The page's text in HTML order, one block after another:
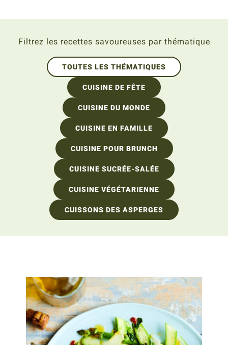
Filtrez les recettes savoureuses par thématique
TOUTES LES THÉMATIQUES
CUISINE DE FÊTE
CUISINE DU MONDE
CUISINE EN FAMILLE
CUISINE POUR BRUNCH
CUISINE SUCRÉE-SALÉE
CUISINE VÉGÉTARIENNE
CUISSONS DES ASPERGES